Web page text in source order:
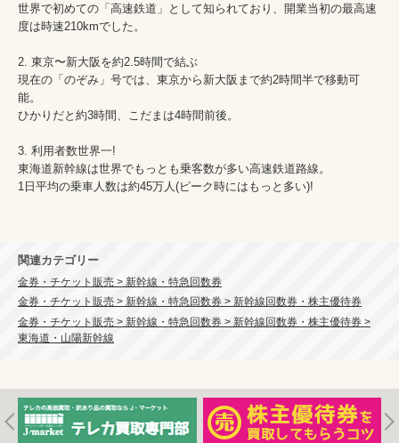
世界で初めての「高速鉄道」として知られており、開業当初の最高速
度は時速210kmでした。
2. 東京〜新大阪を約2.5時間で結ぶ
現在の「のぞみ」号では、東京から新大阪まで約2時間半で移動可
能。
ひかりだと約3時間、こだまは4時間前後。
3. 利用者数世界一!
東海道新幹線は世界でもっとも乗客数が多い高速鉄道路線。
1日平均の乗車人数は約45万人(ピーク時にはもっと多い)!
関連カテゴリー
金券・チケット販売 > 新幹線・特急回数券
金券・チケット販売 > 新幹線・特急回数券 > 新幹線回数券・株主優待券
金券・チケット販売 > 新幹線・特急回数券 > 新幹線回数券・株主優待券 >
東海道・山陽新幹線